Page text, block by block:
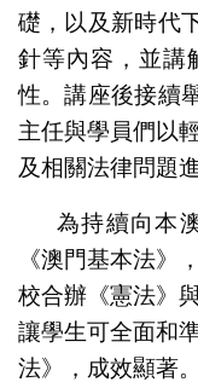
礎，以及新時代
針等內容，並講
性。講座後接續
主任與學員們以
及相關法律問題
為持續向本
《澳門基本法》
校合辦《憲法》
讓學生可全面和
法》，成效顯著